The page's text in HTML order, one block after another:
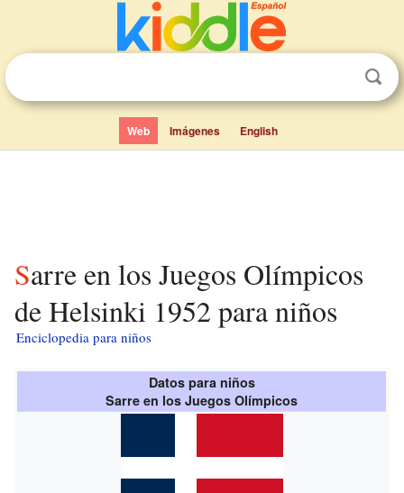
Web Imágenes English
Sarre en los Juegos Olímpicos
de Helsinki 1952 para niños
Enciclopedia para niños
Datos para niños
Sarre en los Juegos Olímpicos